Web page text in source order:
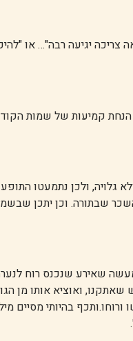
צריכה יגיעה רבה"… או
הנחת קמיעות של שמות
גלויה, ולכן נתמעטו
שבתורה. וכן יתכן
שאירע שנכנס רוח
שאתקנו, ואוציא אותו מן
בהיותי מסיים